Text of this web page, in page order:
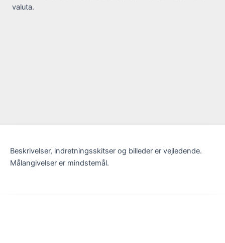
valuta.
Beskrivelser, indretningsskitser og billeder er vejledende.
Målangivelser er mindstemål.